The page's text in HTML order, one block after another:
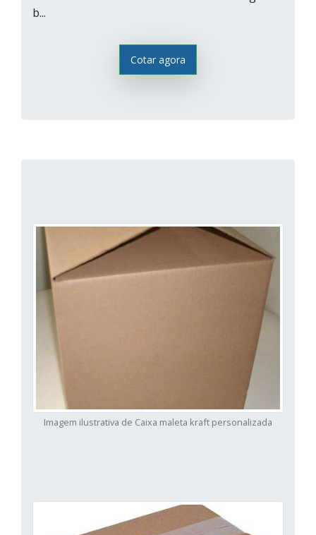
b...
Cotar agora
Imagem ilustrativa de Caixa maleta kraft personalizada